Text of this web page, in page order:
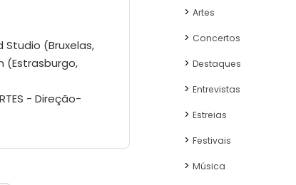
Studio (Bruxelas,
(Estrasburgo,
- Direção-
Artes
Concertos
Destaques
Entrevistas
Estreias
Festivais
Música